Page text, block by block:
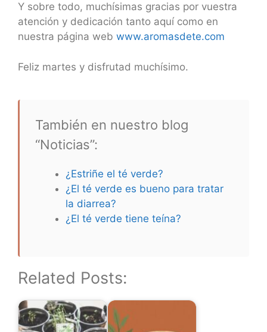
Y sobre todo, muchísimas gracias por vuestra
atención y dedicación tanto aquí como en
nuestra página web www.aromasdete.com
Feliz martes y disfrutad muchísimo.
También en nuestro blog
“Noticias”:
¿Estriñe el té verde?
¿El té verde es bueno para tratar
la diarrea?
¿El té verde tiene teína?
Related Posts: